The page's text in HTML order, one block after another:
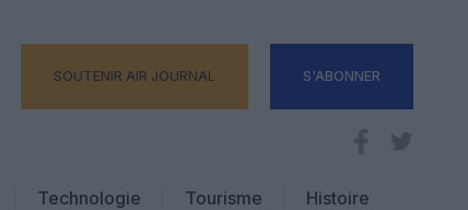
SOUTENIR AIR JOURNAL S'ABONNER
Technologie
Tourisme
Histoire